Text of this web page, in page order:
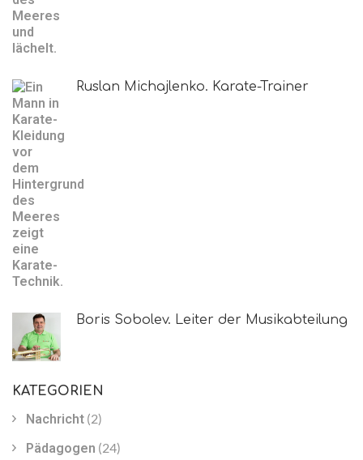
Ruslan Michajlenko. Karate-Trainer
Boris Sobolev. Leiter der Musikabteilung
KATEGORIEN
Nachricht (2)
Pädagogen (24)